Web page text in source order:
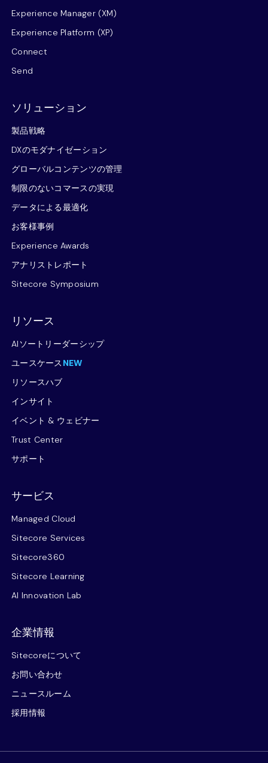
Experience Manager (XM)
Experience Platform (XP)
Connect
Send
ソリューション
製品戦略
DXのモダナイゼーション
グローバルコンテンツの管理
制限のないコマースの実現
データによる最適化
お客様事例
Experience Awards
アナリストレポート
Sitecore Symposium
リソース
AIソートリーダーシップ
ユースケース NEW
リソースハブ
インサイト
イベント & ウェビナー
Trust Center
サポート
サービス
Managed Cloud
Sitecore Services
Sitecore360
Sitecore Learning
AI Innovation Lab
企業情報
Sitecoreについて
お問い合わせ
ニュースルーム
採用情報